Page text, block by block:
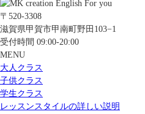
〒520-3308
滋賀県甲賀市甲南町野田103−1
受付時間 09:00-20:00
MENU
大人クラス
子供クラス
学生クラス
レッスンスタイルの詳しい説明